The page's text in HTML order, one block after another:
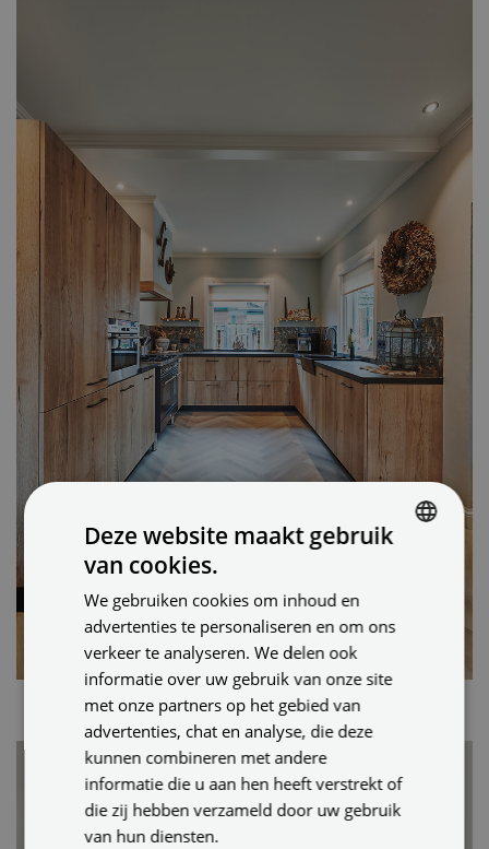
Deze website maakt gebruik
van cookies.
We gebruiken cookies om inhoud en
advertenties te personaliseren en om ons
verkeer te analyseren. We delen ook
informatie over uw gebruik van onze site
met onze partners op het gebied van
advertenties, chat en analyse, die deze
kunnen combineren met andere
informatie die u aan hen heeft verstrekt of
die zij hebben verzameld door uw gebruik
van hun diensten.